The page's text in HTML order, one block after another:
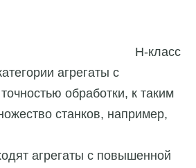
Н-класс
агрегаты с
обработки, к таким
станков, например,
агрегаты с повышенной